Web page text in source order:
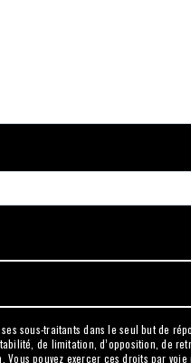
sous-traitants dans le seul but de
de limitation, d’opposition, de
pouvez exercer ces droits par voie